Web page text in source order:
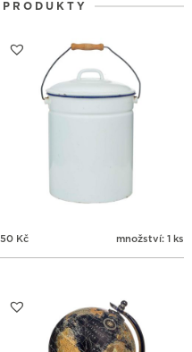
50 Kč množství: 1 ks